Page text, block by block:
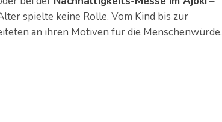
spielte keine Rolle. Vom Kind bis zur
an ihren Motiven für die Menschenwürde.